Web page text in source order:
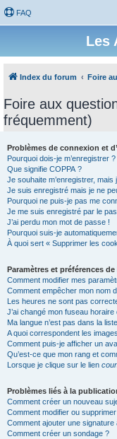
FAQ
Les
Index du forum Foire
Foire aux
fréquemment)
Problèmes de connexion et
Pourquoi dois-je m’enregistrer ?
Que signifie COPPA ?
Je souhaite m’enregistrer, mais
Je suis enregistré mais je ne
Pourquoi ne puis-je pas me
Je me suis enregistré par le
J’ai perdu mon mot de passe !
Pourquoi suis-je
À quoi sert « Supprimer les
Paramètres et préférences
Comment modifier mes
Comment empêcher mon nom
Les heures ne sont pas
J’ai changé mon fuseau
Ma langue n’est pas dans la
A quoi correspondent les
Comment puis-je afficher un
Qu’est-ce que mon rang et
Lorsque je clique sur le lien
Problèmes liés à la
Comment créer un nouveau
Comment modifier ou
Comment ajouter une
Comment créer un sondage ?